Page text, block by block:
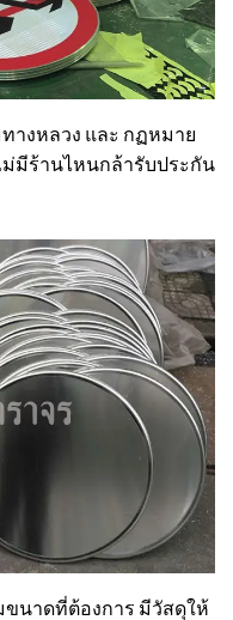
างหลวง และ กฏหมาย
ม่มีร้านไหนกล้ารับประกัน
ขนาดที่ต้องการ มีวัสดุให้